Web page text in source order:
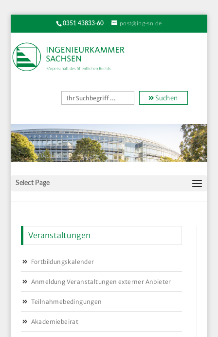
0351 43833-60 post@ing-sn.de
Suchen
Select Page
Veranstaltungen
Fortbildungskalender
Anmeldung Veranstaltungen externer Anbieter
Teilnahmebedingungen
Akademiebeirat